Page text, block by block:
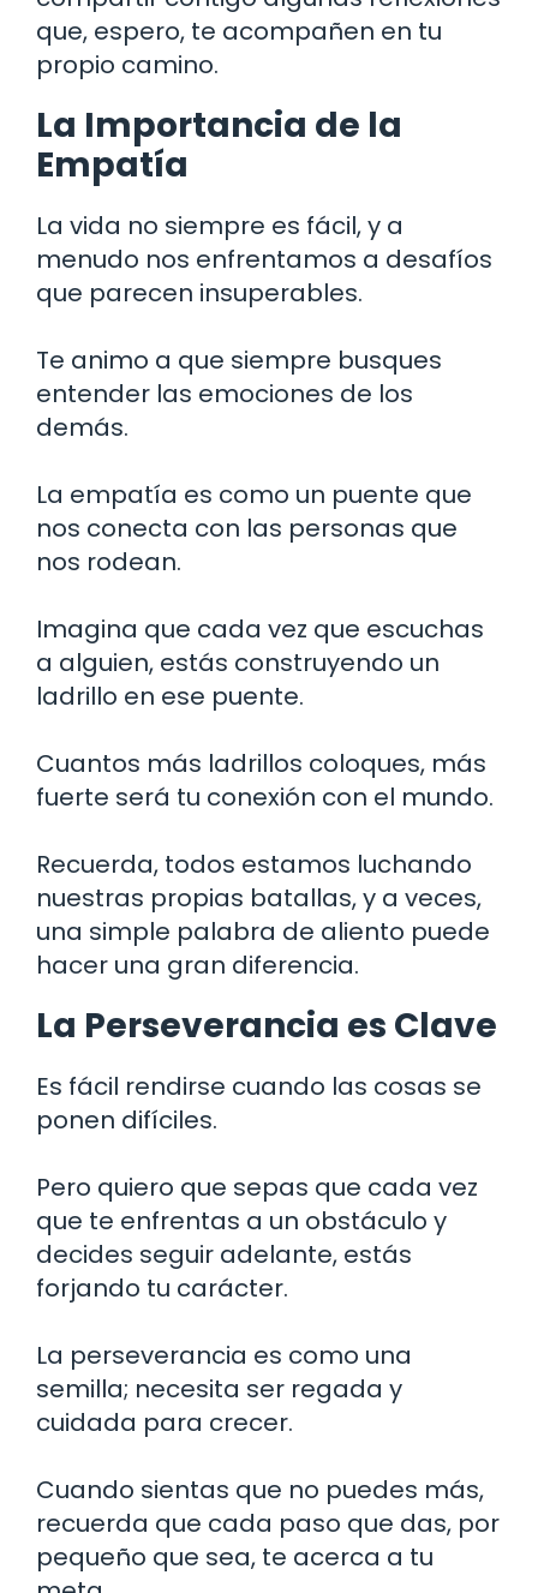
que, espero, te acompañen en tu
propio camino.
La Importancia de la
Empatía
La vida no siempre es fácil, y a
menudo nos enfrentamos a desafíos
que parecen insuperables.
Te animo a que siempre busques
entender las emociones de los
demás.
La empatía es como un puente que
nos conecta con las personas que
nos rodean.
Imagina que cada vez que escuchas
a alguien, estás construyendo un
ladrillo en ese puente.
Cuantos más ladrillos coloques, más
fuerte será tu conexión con el mundo.
Recuerda, todos estamos luchando
nuestras propias batallas, y a veces,
una simple palabra de aliento puede
hacer una gran diferencia.
La Perseverancia es Clave
Es fácil rendirse cuando las cosas se
ponen difíciles.
Pero quiero que sepas que cada vez
que te enfrentas a un obstáculo y
decides seguir adelante, estás
forjando tu carácter.
La perseverancia es como una
semilla; necesita ser regada y
cuidada para crecer.
Cuando sientas que no puedes más,
recuerda que cada paso que das, por
pequeño que sea, te acerca a tu